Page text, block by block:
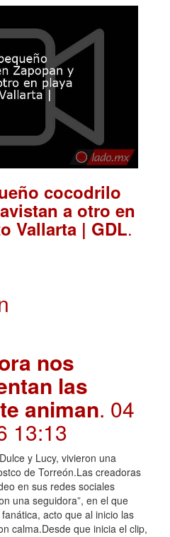
cocodrilo
a otro en
Vallarta | GDL.
nos
las
animan. 04
13:13
y Lucy, vivieron una
de Torreón.Las creadoras
en sus redes sociales
una seguidora”, en el que
acto que al inicio las
calma.Desde que inicia el clip,